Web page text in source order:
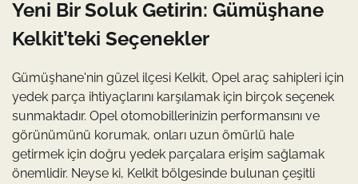
Yeni Bir Soluk Getirin: Gümüşhane
Kelkit’teki Seçenekler
Gümüşhane'nin güzel ilçesi Kelkit, Opel araç sahipleri için
yedek parça ihtiyaçlarını karşılamak için birçok seçenek
sunmaktadır. Opel otomobillerinizin performansını ve
görünümünü korumak, onları uzun ömürlü hale
getirmek için doğru yedek parçalara erişim sağlamak
önemlidir. Neyse ki, Kelkit bölgesinde bulunan çeşitli